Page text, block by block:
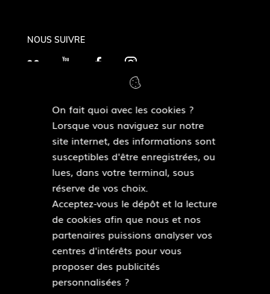
On fait quoi avec les cookies ?
Lorsque vous naviguez sur notre
site internet, des informations sont
susceptibles d'être enregistrées, ou
lues, dans votre terminal, sous
réserve de vos choix.
Acceptez-vous le dépôt et la lecture
de cookies afin que nous et nos
partenaires puissions analyser vos
centres d'intérêts pour vous
proposer des publicités
personnalisées ?
NOUS SUIVRE
F
Y
T
u
b
e
F
e
b
o
o
k
I
t
a
g
r
a
m
MAIRIES DE QUARTIERS
Découvrir les mairies de quartiers
ESPACE PRESSE
Accéder à l’espace presse
Pied
page
Plan du site
Mentions légales
Accessibilité : partiellement conforme
Données personnelles